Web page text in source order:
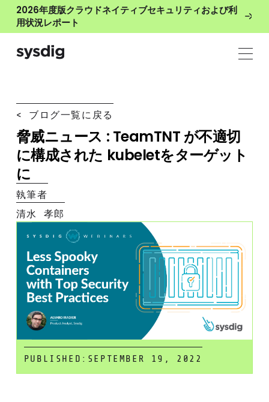
2026年度版クラウドネイティブセキュリティおよび利
用状況レポート
< ブログ一覧に戻る
脅威ニュース : TeamTNT が不適切
に構成された kubeletをターゲット
に
執筆者
清水 孝郎
PUBLISHED: SEPTEMBER 19, 2022